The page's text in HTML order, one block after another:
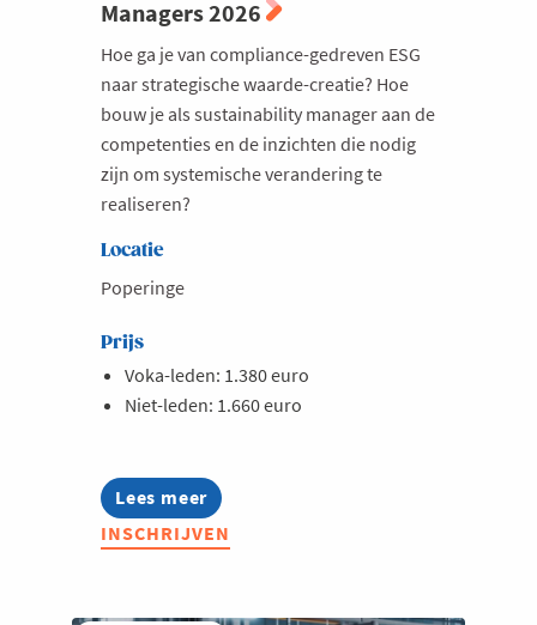
Managers 2026
Hoe ga je van compliance-gedreven ESG
naar strategische waarde-creatie? Hoe
bouw je als sustainability manager aan de
competenties en de inzichten die nodig
zijn om systemische verandering te
realiseren?
Locatie
Poperinge
Prijs
Voka-leden: 1.380 euro
Niet-leden: 1.660 euro
Lees meer
about
Lerend
Netwerk
INSCHRIJVEN